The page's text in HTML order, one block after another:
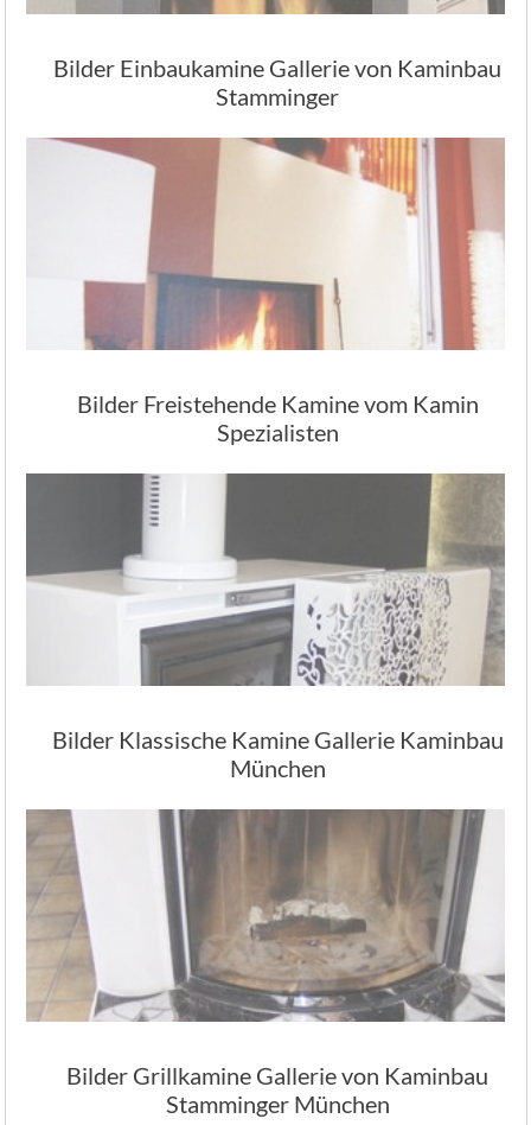
Bilder Einbaukamine Gallerie von Kaminbau
Stamminger
Bilder Freistehende Kamine vom Kamin
Spezialisten
Bilder Klassische Kamine Gallerie Kaminbau
München
Bilder Grillkamine Gallerie von Kaminbau
Stamminger München